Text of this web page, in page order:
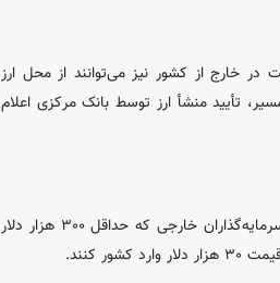
اقامت در خارج از کشور نیز می‌توانند از محل ارز
تأیید منشأ ارز توسط بانک مرکزی اعلام
در گامی دیگر برای جذب سرمایه خارجی، دولت اعلام کرده سرمایه‌گذاران خارجی که حداقل ۳۰۰ هزار دلار
کنند.